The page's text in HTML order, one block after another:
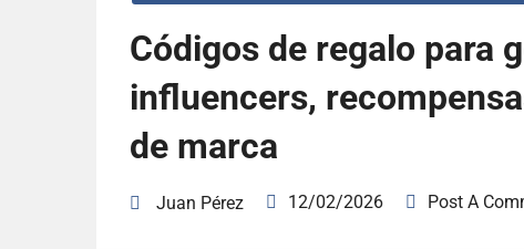
Códigos de regalo para
influencers,
de marca
Juan Pérez 12/02/2026 Post A